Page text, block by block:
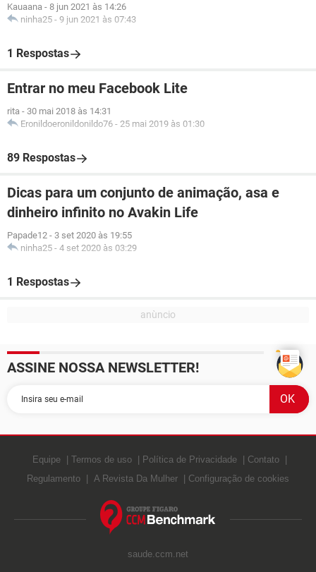
Kauaana - 8 jun 2021 às 14:26
ninha25 - 9 jun 2021 às 07:43
1 Respostas
Entrar no meu Facebook Lite
rita - 30 mai 2018 às 14:31
Eronildoeronildonildo76 - 25 mai 2019 às 01:30
89 Respostas
Dicas para um conjunto de animação, asa e
dinheiro infinito no Avakin Life
Papade12 - 3 set 2020 às 19:55
ninha25 - 4 set 2020 às 03:29
1 Respostas
ASSINE NOSSA NEWSLETTER!
Equipe Termos de uso Política de Privacidade
Contato
Regulamento
A Revista Da Mulher Configuração de cookies
saude.ccm.net